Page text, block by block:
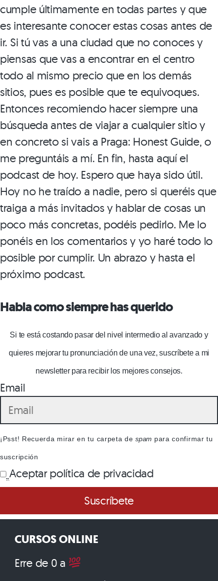
cumple últimamente en todas partes y que
es interesante conocer estas cosas antes de
ir. Si tú vas a una ciudad que no conoces y
piensas que vas a encontrar en el centro
todo al mismo precio que en los demás
sitios, pues es posible que te equivoques.
Entonces recomiendo hacer siempre una
búsqueda antes de viajar a cualquier sitio y
en concreto si vais a Praga: Honest Guide, o
me preguntáis a mí. En fin, hasta aquí el
podcast de hoy. Espero que haya sido útil.
Hoy no he traído a nadie, pero si queréis que
traiga a más invitados y hablar de cosas un
poco más concretas, podéis pedirlo. Me lo
ponéis en los comentarios y yo haré todo lo
posible por cumplir. Un abrazo y hasta el
próximo podcast.
Habla como siempre has querido
Si te está costando pasar del nivel intermedio al avanzado y
quieres mejorar tu pronunciación de una vez, suscríbete a mi
newsletter para recibir los mejores consejos.
Email
¡Psst! Recuerda mirar en tu carpeta despam para confirmar tu
suscripción
Aceptar política de privacidad
CURSOS ONLINE
Erre de 0 a